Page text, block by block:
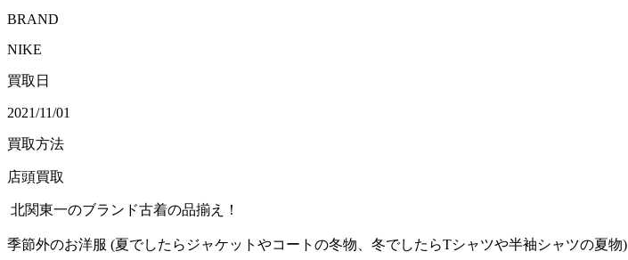
BRAND
NIKE
買取日
2021/11/01
買取方法
店頭買取
北関東一のブランド古着の品揃え！
季節外のお洋服 (夏でしたらジャケットやコートの冬物、冬でしたらTシャツや半袖シャツの夏物)